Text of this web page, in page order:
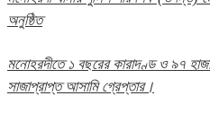
অনুষ্ঠিত
মনোহরদীতে ১ বছরের কারাদণ্ড ও ৯৭
সাজাপ্রাপ্ত আসামি গ্রেপ্তার।